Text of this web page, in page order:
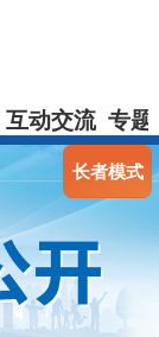
互动交流 专题
长者模式